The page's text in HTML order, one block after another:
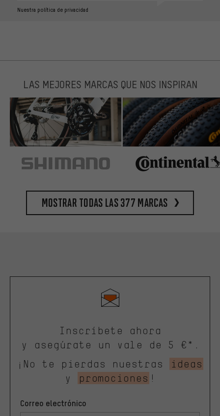
Nuestra política de privacidad
LAS MEJORES MARCAS QUE NOS INSPIRAN
Mostrar todas las 377 marcas
Inscríbete ahora
y asegúrate un vale de 5 €*.
¡No te pierdas nuestras
ideas
y
promociones !
Correo electrónico